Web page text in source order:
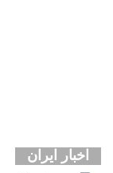
اخبار ایران